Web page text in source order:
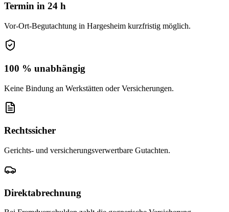
Termin in 24 h
Vor-Ort-Begutachtung in Hargesheim kurzfristig möglich.
100 % unabhängig
Keine Bindung an Werkstätten oder Versicherungen.
Rechtssicher
Gerichts- und versicherungsverwertbare Gutachten.
Direktabrechnung